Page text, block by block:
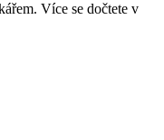
Více se dočtete v